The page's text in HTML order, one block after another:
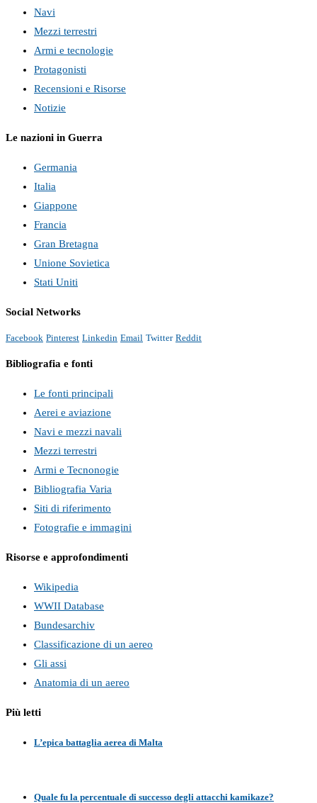
Navi
Mezzi terrestri
Armi e tecnologie
Protagonisti
Recensioni e Risorse
Notizie
Le nazioni in Guerra
Germania
Italia
Giappone
Francia
Gran Bretagna
Unione Sovietica
Stati Uniti
Social Networks
Facebook Pinterest Linkedin Email Twitter Reddit
Bibliografia e fonti
Le fonti principali
Aerei e aviazione
Navi e mezzi navali
Mezzi terrestri
Armi e Tecnonogie
Bibliografia Varia
Siti di riferimento
Fotografie e immagini
Risorse e approfondimenti
Wikipedia
WWII Database
Bundesarchiv
Classificazione di un aereo
Gli assi
Anatomia di un aereo
Più letti
L’epica battaglia aerea di Malta
Quale fu la percentuale di successo degli attacchi kamikaze?